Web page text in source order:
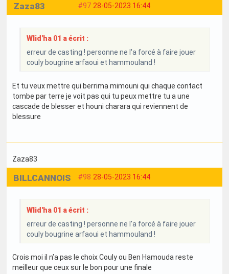
#97 28-05-2023 16:44
Zaza83
Wlid'ha 01 a écrit :
erreur de casting ! personne ne l'a forcé à faire jouer
couly bougrine arfaoui et hammouland !
Et tu veux mettre qui berrima mimouni qui chaque contact
tombe par terre je voit pas qui tu peux mettre tu a une
cascade de blesser et houni charara qui reviennent de
blessure
Zaza83
#98 28-05-2023 16:44
BILLCANNOIS
Wlid'ha 01 a écrit :
erreur de casting ! personne ne l'a forcé à faire jouer
couly bougrine arfaoui et hammouland !
Crois moi il n’a pas le choix Couly ou Ben Hamouda reste
meilleur que ceux sur le bon pour une finale